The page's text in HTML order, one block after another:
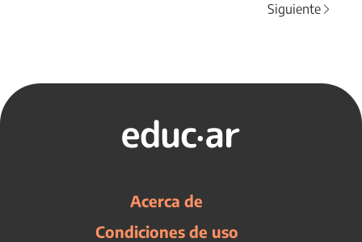
Siguiente
Acerca de
Condiciones de uso